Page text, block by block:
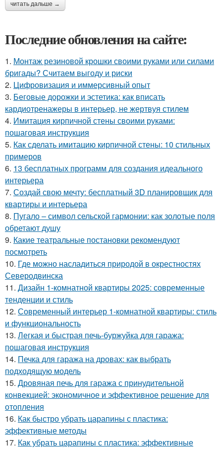
читать дальше →
Последние обновления на сайте:
1. Монтаж резиновой крошки своими руками или силами
бригады? Считаем выгоду и риски
2. Цифровизация и иммерсивный опыт
3. Беговые дорожки и эстетика: как вписать
кардиотренажеры в интерьер, не жертвуя стилем
4. Имитация кирпичной стены своими руками:
пошаговая инструкция
5. Как сделать имитацию кирпичной стены: 10 стильных
примеров
6. 13 бесплатных программ для создания идеального
интерьера
7. Создай свою мечту: бесплатный 3D планировщик для
квартиры и интерьера
8. Пугало – символ сельской гармонии: как золотые поля
обретают душу
9. Какие театральные постановки рекомендуют
посмотреть
10. Где можно насладиться природой в окрестностях
Северодвинска
11. Дизайн 1-комнатной квартиры 2025: современные
тенденции и стиль
12. Современный интерьер 1-комнатной квартиры: стиль
и функциональность
13. Легкая и быстрая печь-буржуйка для гаража:
пошаговая инструкция
14. Печка для гаража на дровах: как выбрать
подходящую модель
15. Дровяная печь для гаража с принудительной
конвекцией: экономичное и эффективное решение для
отопления
16. Как быстро убрать царапины с пластика:
эффективные методы
17. Как убрать царапины с пластика: эффективные